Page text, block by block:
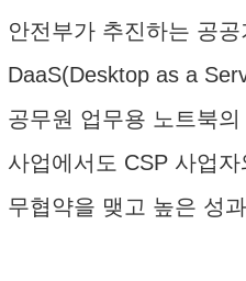
안전부가 추진하는 공공
DaaS(Desktop as a
공무원 업무용 노트북의
사업에서도 CSP 사업
무협약을 맺고 높은 성